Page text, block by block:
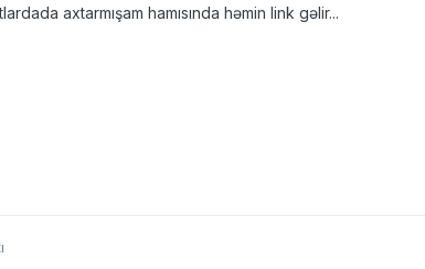
axtarmışam hamısında həmin link gəlir...